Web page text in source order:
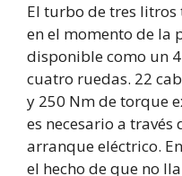
El turbo de tres litros
en el momento de la
disponible como un
cuatro ruedas. 22
y 250 Nm de torque
es necesario a
arranque eléctrico.
el hecho de que no